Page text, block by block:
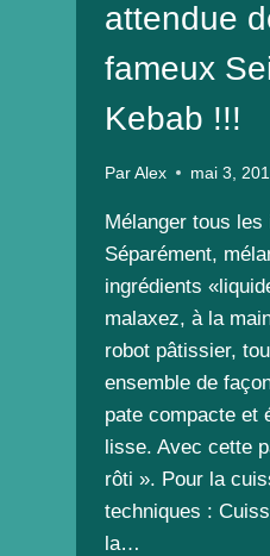
attendue
fameux
Kebab !!!
Par Alex mai 3,
Mélanger tous
Séparément,
ingrédients
malaxez, à la
robot pâtissier,
ensemble de
pate compacte et
lisse. Avec cette
rôti ». Pour la
techniques :
la…